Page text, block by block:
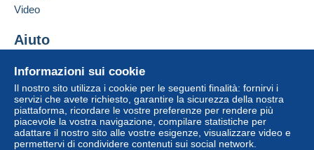
Informazioni sui cookie
Il nostro sito utilizza i cookie per le seguenti finalità: fornirvi i
servizi che avete richiesto, garantire la sicurezza della nostra
piattaforma, ricordare le vostre preferenze per rendere più
piacevole la vostra navigazione, compilare statistiche per
adattare il nostro sito alle vostre esigenze, visualizzare video e
permettervi di condividere contenuti sui social network.
Video
Aiuto
Acquistare su Delcampe
Vendere su Delcampe
Un sito sicuro